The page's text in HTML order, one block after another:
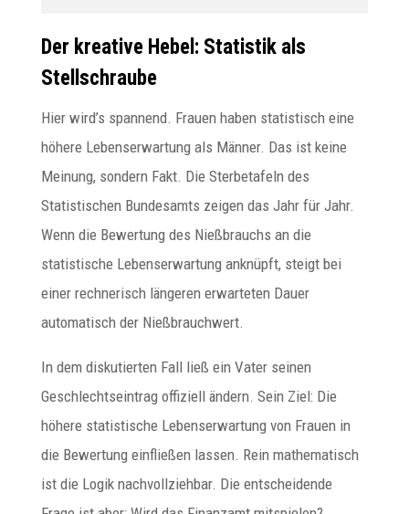
Der kreative Hebel: Statistik als
Stellschraube
Hier wird’s spannend. Frauen haben statistisch eine
höhere Lebenserwartung als Männer. Das ist keine
Meinung, sondern Fakt. Die Sterbetafeln des
Statistischen Bundesamts zeigen das Jahr für Jahr.
Wenn die Bewertung des Nießbrauchs an die
statistische Lebenserwartung anknüpft, steigt bei
einer rechnerisch längeren erwarteten Dauer
automatisch der Nießbrauchwert.
In dem diskutierten Fall ließ ein Vater seinen
Geschlechtseintrag offiziell ändern. Sein Ziel: Die
höhere statistische Lebenserwartung von Frauen in
die Bewertung einfließen lassen. Rein mathematisch
ist die Logik nachvollziehbar. Die entscheidende